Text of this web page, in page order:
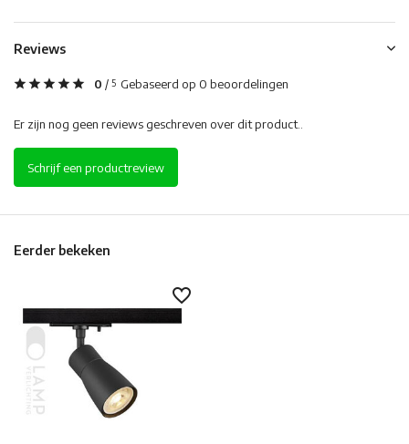
Reviews
0 / 5 Gebaseerd op 0 beoordelingen
Er zijn nog geen reviews geschreven over dit product..
Schrijf een productreview
Eerder bekeken